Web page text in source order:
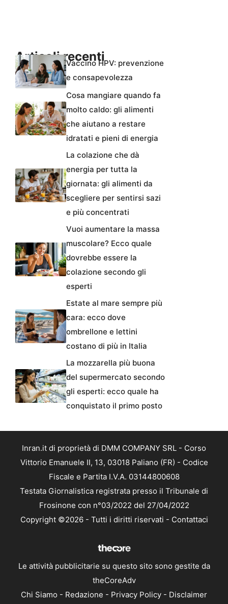
Articoli recentiVaccino HPV: prevenzione
e consapevolezza
Cosa mangiare quando fa
molto caldo: gli alimenti
che aiutano a restare
idratati e pieni di energia
La colazione che dà
energia per tutta la
giornata: gli alimenti da
scegliere per sentirsi sazi
e più concentrati
Vuoi aumentare la massa
muscolare? Ecco quale
dovrebbe essere la
colazione secondo gli
esperti
Estate al mare sempre più
cara: ecco dove
ombrellone e lettini
costano di più in Italia
La mozzarella più buona
del supermercato secondo
gli esperti: ecco quale ha
conquistato il primo posto
Inran.it di proprietà di DMM COMPANY SRL - Corso
Vittorio Emanuele II, 13, 03018 Paliano (FR) - Codice
Fiscale e Partita I.V.A. 03144800608
Testata Giornalistica registrata presso il Tribunale di
Frosinone con n°03/2022 del 27/04/2022
Copyright ©2026 - Tutti i diritti riservati - Contattaci
Le attività pubblicitarie su questo sito sono gestite da
theCoreAdv
Chi Siamo - Redazione - Privacy Policy - Disclaimer